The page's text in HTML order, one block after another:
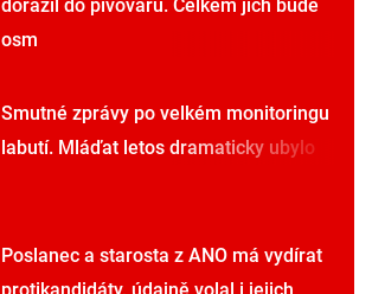
dorazil do pivovaru. Celkem jich bude
osm
Smutné zprávy po velkém monitoringu
labutí. Mláďat letos dramaticky ubylo
Poslanec a starosta z ANO má vydírat